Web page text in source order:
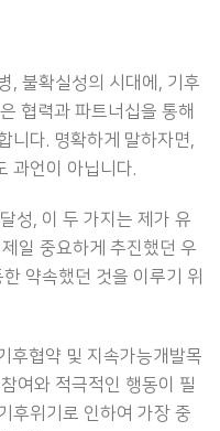
, 불확실성의 시대에, 기후
협력과 파트너십을 통해
니다. 명확하게 말하자면,
과언이 아닙니다.
성, 이 두 가지는 제가 유
일 중요하게 추진했던 우
약속했던 것을 이루기 위
후협약 및 지속가능개발목
여와 적극적인 행동이 필
후위기로 인하여 가장 중